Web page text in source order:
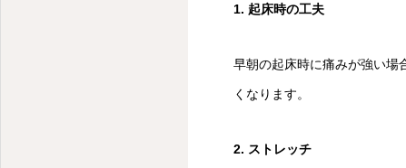
1. 起床時の工夫
早朝の起床時に痛みが強い場
くなります。
2. ストレッチ